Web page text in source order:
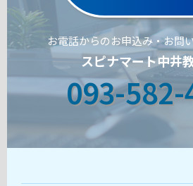
お電話からのお申込み・お問
スピナマート中井
093-